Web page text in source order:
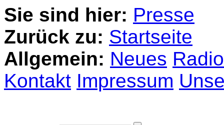
Sie sind hier: Presse
Zurück zu: Startseite
Allgemein: Neues
Kontakt Impressum